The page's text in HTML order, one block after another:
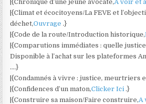
|{Chronique d’une jeune avocate,A voir et
|{Climat et écocitoyens/La FEVE et
déchet,Ouvrage.}
|{Code de la route/Introduction historique,
|{Comparutions immédiates : quelle
Disponible à l’achat sur les plateformes
….}
|{Condamnés à vivre : justice, meurtriers
|{Confidences d’un maton,Clicker Ici.}
|{Construire sa maison/Faire construire,A